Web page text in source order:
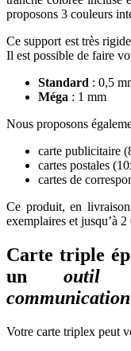
proposons 3 couleurs
Ce support est très
Il est possible de faire
Standard : 0,5
Méga : 1 mm
Nous proposons
carte publicitaire
cartes postales
cartes de
Ce produit, en
exemplaires et jusqu’à 2
Carte triple
unoutil
communication
Votre carte triplex peut